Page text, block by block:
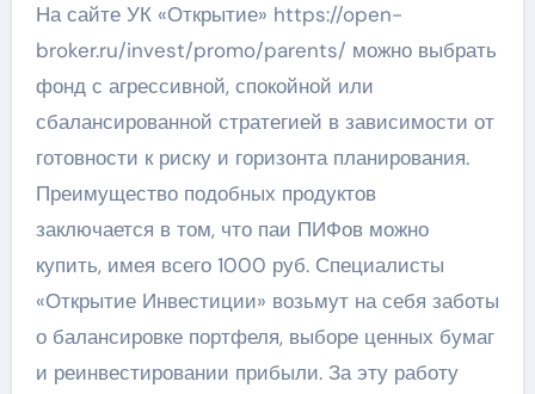
На сайте УК «Открытие» https://open-
broker.ru/invest/promo/parents/ можно выбрать
фонд с агрессивной, спокойной или
сбалансированной стратегией в зависимости от
готовности к риску и горизонта планирования.
Преимущество подобных продуктов
заключается в том, что паи ПИФов можно
купить, имея всего 1000 руб. Специалисты
«Открытие Инвестиции» возьмут на себя заботы
о балансировке портфеля, выборе ценных бумаг
и реинвестировании прибыли. За эту работу